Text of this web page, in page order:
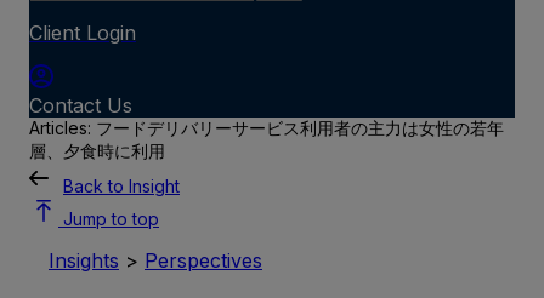
Client Login
Contact Us
Articles: フードデリバリーサービス利用者の主力は女性の若年
層、夕食時に利用
Back to Insight
Jump to top
Insights > Perspectives